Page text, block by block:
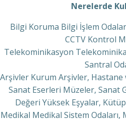
Nerelerde
Bilgi Koruma Bilgi İşlem
CCTV Kontrol
Telekominikasyon
Santral
Arşivler Kurum Arşivler, Hastane
Sanat Eserleri Müzeler, Sanat
Değeri Yüksek Eşyalar,
Medikal Medikal Sistem Odaları,